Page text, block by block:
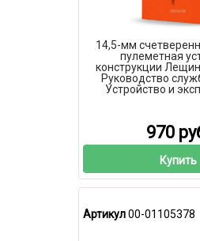
14,5-мм
пулеметная
конструкции
Руководство
Устройство и
970
Купить
Артикул00-01105378